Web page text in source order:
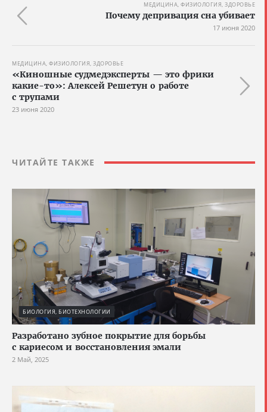
МЕДИЦИНА, ФИЗИОЛОГИЯ, ЗДОРОВЬЕ
Почему депривация сна убивает
17 июня 2020
МЕДИЦИНА, ФИЗИОЛОГИЯ, ЗДОРОВЬЕ
«Киношные судмедэксперты — это фрики
какие-то»: Алексей Решетун о работе
с трупами
23 июня 2020
ЧИТАЙТЕ ТАКЖЕ
БИОЛОГИЯ, БИОТЕХНОЛОГИИ
Разработано зубное покрытие для борьбы
с кариесом и восстановления эмали
2 Май, 2025